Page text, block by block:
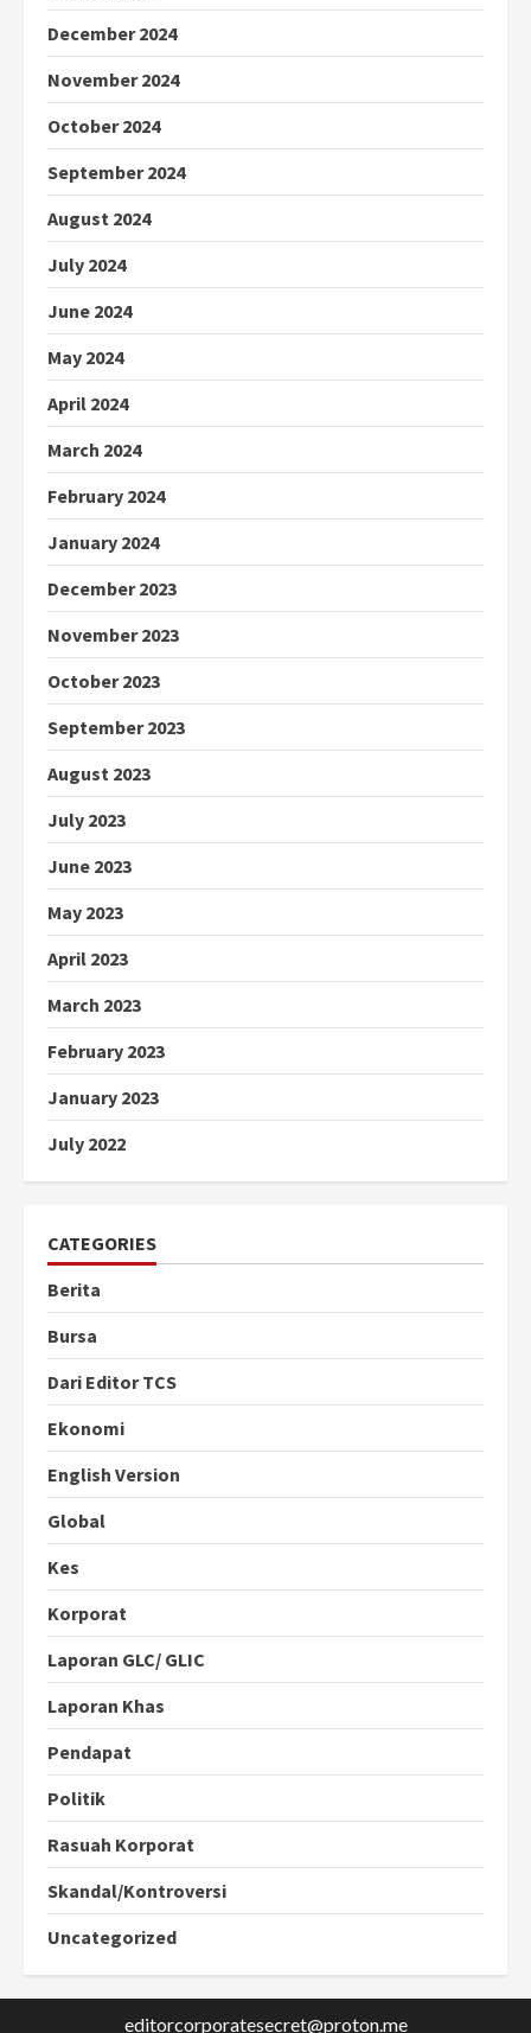
December 2024
November 2024
October 2024
September 2024
August 2024
July 2024
June 2024
May 2024
April 2024
March 2024
February 2024
January 2024
December 2023
November 2023
October 2023
September 2023
August 2023
July 2023
June 2023
May 2023
April 2023
March 2023
February 2023
January 2023
July 2022
CATEGORIES
Berita
Bursa
Dari Editor TCS
Ekonomi
English Version
Global
Kes
Korporat
Laporan GLC/ GLIC
Laporan Khas
Pendapat
Politik
Rasuah Korporat
Skandal/Kontroversi
Uncategorized
editorcorporatesecret@proton.me